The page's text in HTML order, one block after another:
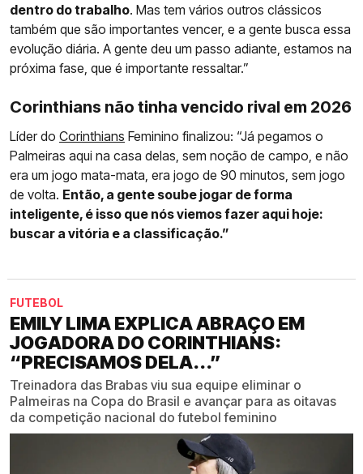
dentro do trabalho. Mas tem vários outros clássicos
também que são importantes vencer, e a gente busca essa
evolução diária. A gente deu um passo adiante, estamos na
próxima fase, que é importante ressaltar.”
Corinthians não tinha vencido rival em 2026
Líder do Corinthians Feminino finalizou: “Já pegamos o
Palmeiras aqui na casa delas, sem noção de campo, e não
era um jogo mata-mata, era jogo de 90 minutos, sem jogo
de volta. Então, a gente soube jogar de forma
inteligente, é isso que nós viemos fazer aqui hoje:
buscar a vitória e a classificação.”
FUTEBOL
EMILY LIMA EXPLICA ABRAÇO EM
JOGADORA DO CORINTHIANS:
“PRECISAMOS DELA...”
Treinadora das Brabas viu sua equipe eliminar o
Palmeiras na Copa do Brasil e avançar para as oitavas
da competição nacional do futebol feminino